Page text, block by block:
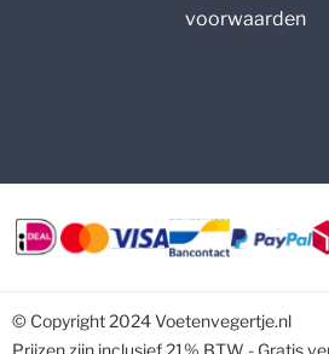
voorwaarden
© Copyright 2024 Voetenvegertje.nl
Prijzen zijn inclusief 21% BTW - Gratis